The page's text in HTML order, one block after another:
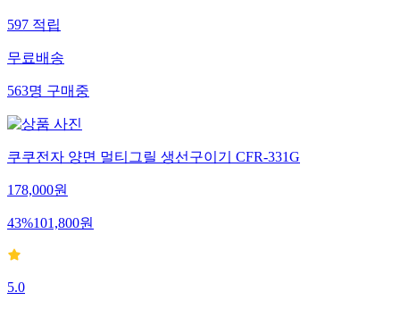
597적립
무료배송
563명구매중
쿠쿠전자 양면 멀티그릴 생선구이기 CFR-331G
178,000원
43%101,800원
5.0